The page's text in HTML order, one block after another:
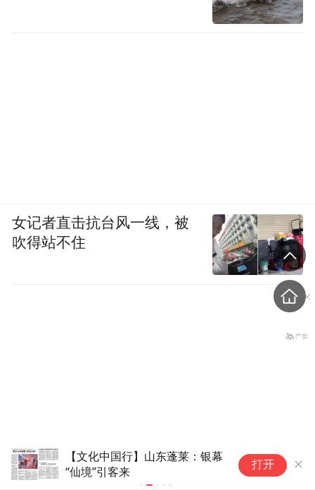
甘肃庄浪的晨雾把梯田变成了人
间仙境
打开
女记者直击抗台风一线，被
吹得站不住
盗香窃玉：我的青春就是赌出来的